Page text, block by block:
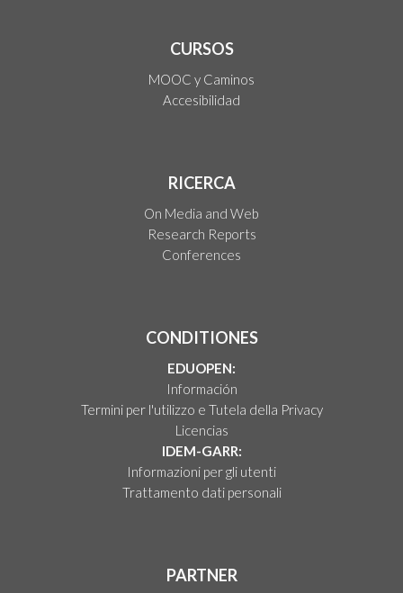
CURSOS
MOOC y Caminos
Accesibilidad
RICERCA
On Media and Web
Research Reports
Conferences
CONDITIONES
EDUOPEN:
Información
Termini per l'utilizzo e Tutela della Privacy
Licencias
IDEM-GARR:
Informazioni per gli utenti
Trattamento dati personali
PARTNER